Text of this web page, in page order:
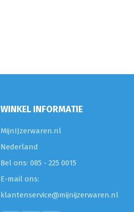
WINKEL INFORMATIE
MijnIJzerwaren.nl
Nederland
Bel ons: 085 - 225 0015
E-mail ons:
klantenservice@mijnijzerwaren.nl